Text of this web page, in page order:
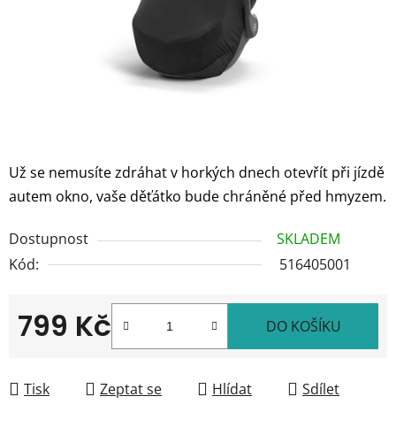
Už se nemusíte zdráhat v horkých dnech otevřít při jízdě
autem okno, vaše děťátko bude chráněné před hmyzem.
Dostupnost
SKLADEM
Kód:
516405001
799 Kč DO KOŠÍKU
Tisk Zeptat se Hlídat Sdílet